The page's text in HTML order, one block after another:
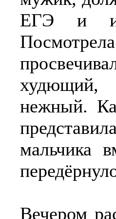
ЕГЭ и
худющий,
нежный.
мальчика
Вечером